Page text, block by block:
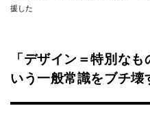
援した
「デザイン＝特別な
いう一般常識をブチ壊